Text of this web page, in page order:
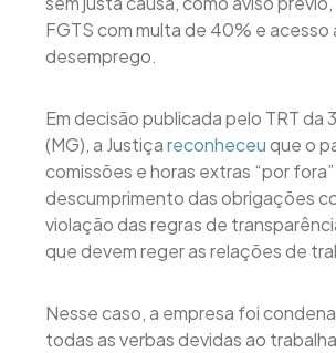
FGTS com multa de 40% e acesso
desemprego.
Em decisão publicada pelo TRT da
(MG), a Justiçareconheceuque o
comissões e horas extras “por
descumprimento das obrigações
violação das regras de
que devem reger as relações de
Nesse caso, a empresa foi
todas as verbas devidas ao